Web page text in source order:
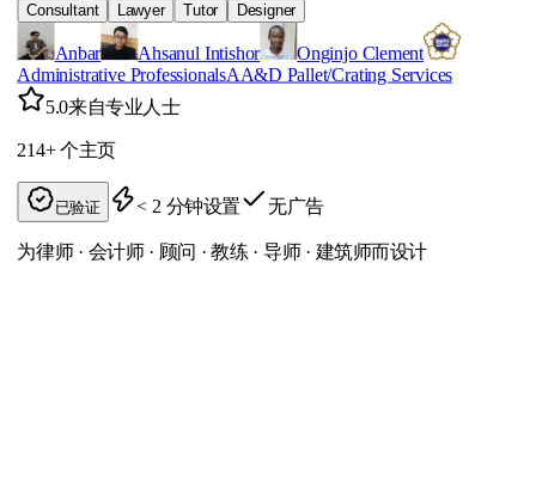
Consultant Lawyer Tutor Designer
Anbar Ahsanul Intishor
Onginjo Clement
Administrative ProfessionalsAA&D Pallet/Crating Services
5.0来自专业人士
214+ 个主页
已验证 < 2 分钟设置 无广告
为律师 · 会计师 · 顾问 · 教练 · 导师 · 建筑师而设计